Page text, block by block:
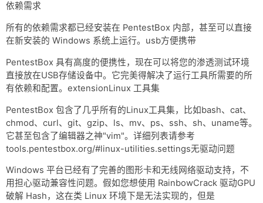
依赖需求
所有的依赖需求都已经安装在 PentestBox 内部，甚至可以直接
在新安装的 Windows 系统上运行。usb方便携带
PentestBox 具有高度的便携性，现在可以将您的渗透测试环境
直接放在USB存储设备中。它完美得解决了运行工具所需要的所
有依赖和配置。extensionLinux 工具集
PentestBox 包含了几乎所有的Linux工具集，比如bash、cat、
chmod、curl、git、gzip、ls、mv、ps、ssh、sh、uname等。
它甚至包含了编辑器之神"vim"。详细列表请参考
tools.pentestbox.org/#linux-utilities.settings无驱动问题
Windows 平台已经有了完善的图形卡和无线网络驱动支持，不
用担心驱动兼容性问题。假如您想使用 RainbowCrack 驱动GPU
破解 Hash，这在类 Linux 环境下是无法实现的，但是